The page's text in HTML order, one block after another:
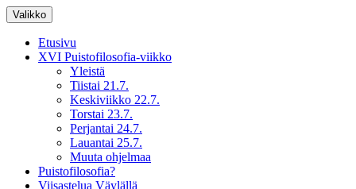
Puistofilosofia
15.-19.7.2025
Valikko Siirry
sisältöön
Etusivu
XVI Puistofilosofia-viikko
Yleistä
Tiistai 21.7.
Keskiviikko 22.7.
Torstai 23.7.
Perjantai 24.7.
Lauantai 25.7.
Muuta ohjelmaa
Puistofilosofia?
Viisastelua Väylällä